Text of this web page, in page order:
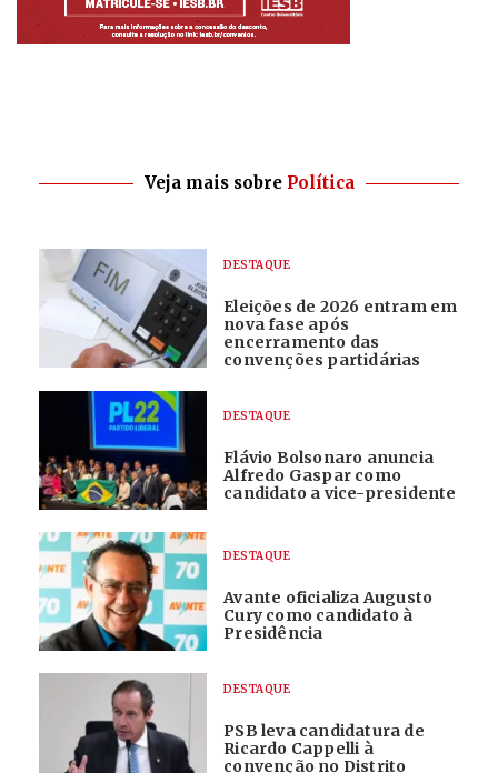
Veja mais sobre Política
DESTAQUE
Eleições de 2026 entram em
nova fase após
encerramento das
convenções partidárias
DESTAQUE
Flávio Bolsonaro anuncia
Alfredo Gaspar como
candidato a vice-presidente
DESTAQUE
Avante oficializa Augusto
Cury como candidato à
Presidência
DESTAQUE
PSB leva candidatura de
Ricardo Cappelli à
convenção no Distrito